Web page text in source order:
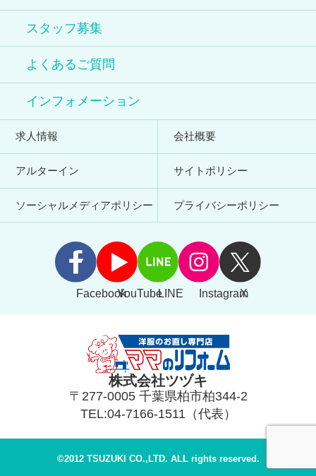
スタッフ募集
よくあるご質問
インフォメーション
求人情報 会社概要
アルターイン サイトポリシー
ソーシャルメディアポリシー プライバシーポリシー
FacebookYouTubeLINE Instagram
X
株式会社ツヅキ
〒277-0005 千葉県柏市柏344-2
TEL:04-7166-1511（代表）
©2012 TSUZUKI CO.,LTD. ALL rights reserved.